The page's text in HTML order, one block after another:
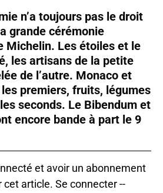
n’a toujours pas le droit
grande cérémonie
Michelin. Les étoiles et le
les artisans de la petite
de l’autre. Monaco et
premiers, fruits, légumes
seconds. Le Bibendum et
encore bande à part le 9
et avoir un abonnement
cet article. Se connecter--